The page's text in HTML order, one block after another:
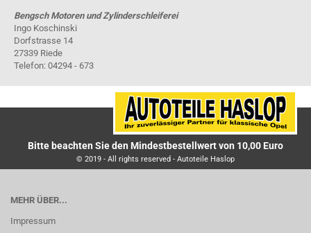
Bengsch Motoren und Zylinderschleiferei
Ingo Koschinski
Dorfstrasse 14
27339 Riede
Telefon: 04294 - 673
Bitte beachten Sie den Mindestbestellwert von 10,00 Euro
© 2019 - All rights reserved - Autoteile Haslop
MEHR ÜBER...
Impressum